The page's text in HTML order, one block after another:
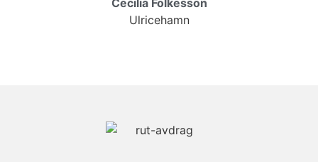
Ulricehamn